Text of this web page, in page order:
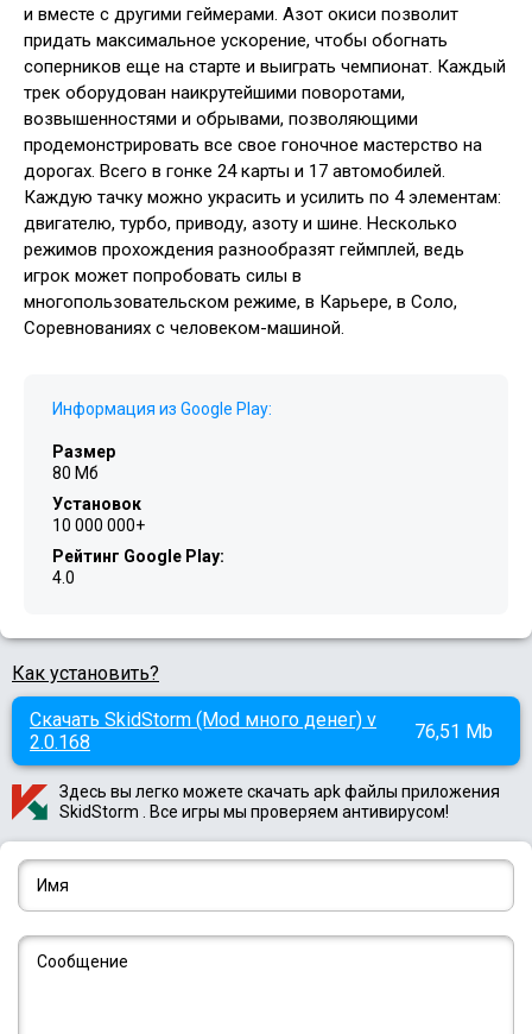
и вместе с другими геймерами. Азот окиси позволит
придать максимальное ускорение, чтобы обогнать
соперников еще на старте и выиграть чемпионат. Каждый
трек оборудован наикрутейшими поворотами,
возвышенностями и обрывами, позволяющими
продемонстрировать все свое гоночное мастерство на
дорогах. Всего в гонке 24 карты и 17 автомобилей.
Каждую тачку можно украсить и усилить по 4 элементам:
двигателю, турбо, приводу, азоту и шине. Несколько
режимов прохождения разнообразят геймплей, ведь
игрок может попробовать силы в
многопользовательском режиме, в Карьере, в Соло,
Соревнованиях с человеком-машиной.
Информация из Google Play:
Размер
80 Мб
Установок
10 000 000+
Рейтинг Google Play:
4.0
Как установить?
Скачать SkidStorm (Mod много денег) v
2.0.168
76,51 Mb
Здесь вы легко можете скачать apk файлы приложения
SkidStorm . Все игры мы проверяем антивирусом!